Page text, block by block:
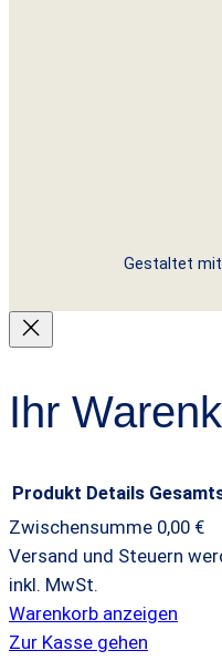
Gestaltet mit
Ihr
Produkte
im
Produkt Details
Zwischensumme 0,00 €
Versand und Steuern
inkl. MwSt.
Warenkorb anzeigen
Zur Kasse gehen